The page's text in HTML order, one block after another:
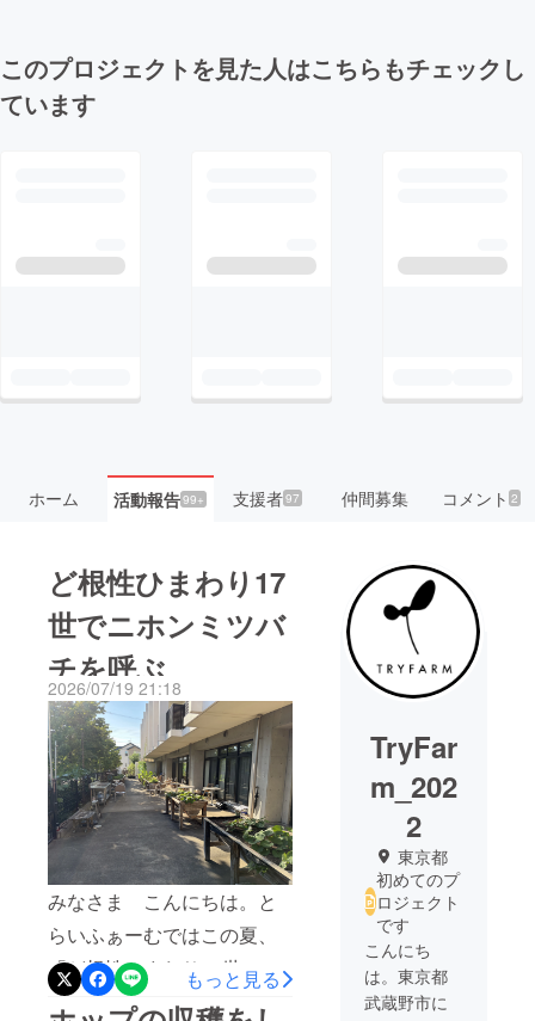
このプロジェクトを見た人はこちらもチェックし
ています
ホーム 活動報告99+ 支援者97 仲間募集 コメント2
ど根性ひまわり17
世でニホンミツバ
チを呼ぶ
2026/07/19 21:18
みなさま こんにちは。と
らいふぁーむではこの夏、
「ど根性ひまわり16世」を
育てています。花が咲いた
もっと見る
TryFar
m_202
2
東京都
初めてのプ
ロジェクト
です
こんにち
は。東京都
武蔵野市に